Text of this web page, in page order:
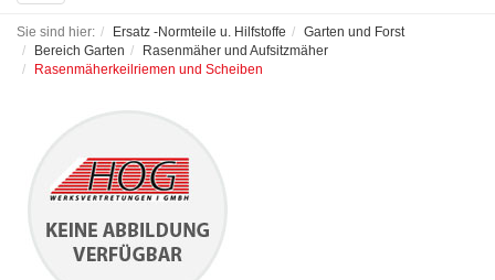
navigation
Sie sind hier: Ersatz -Normteile u. Hilfstoffe
Garten und Forst
Bereich Garten
Rasenmäher und Aufsitzmäher
Rasenmäherkeilriemen und Scheiben